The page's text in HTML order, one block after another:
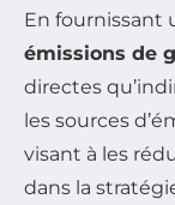
En fournissant
émissions de
directes
les sources
visant à les
dans la